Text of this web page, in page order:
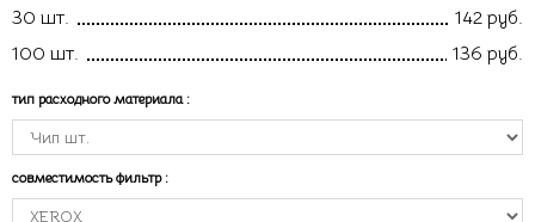
30 шт.
142 руб.
100 шт.
136 руб.
тип расходного материала :
совместимость фильтр :